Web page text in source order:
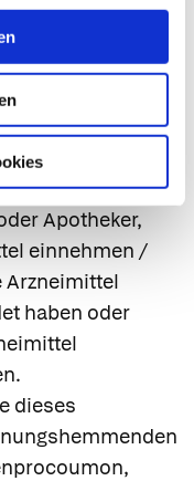
die nicht
zusammen mit
Apotheker,
einnehmen /
Arzneimittel
haben oder
dieses